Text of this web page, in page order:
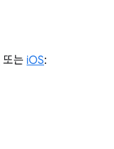
또는 iOS: